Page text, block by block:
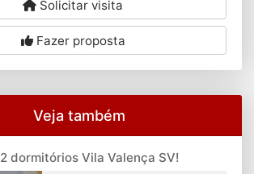
Solicitar visita
Fazer proposta
Veja também
dormitórios Vila Valença SV!